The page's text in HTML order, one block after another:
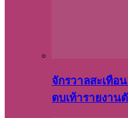
จักรวาลสะเทือ
ตบเท้ารายงาน